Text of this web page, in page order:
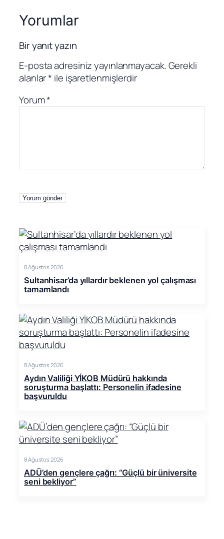
Yorumlar
Bir yanıt yazın
E-posta adresiniz yayınlanmayacak.Gerekli
alanlar* ile işaretlenmişlerdir
Yorum*
8 Ağustos 2026
Sultanhisar’da yıllardır beklenen yol çalışması
tamamlandı
8 Ağustos 2026
Aydın Valiliği YİKOB Müdürü hakkında
soruşturma başlattı: Personelin ifadesine
başvuruldu
8 Ağustos 2026
ADÜ’den gençlere çağrı: “Güçlü bir üniversite
seni bekliyor”